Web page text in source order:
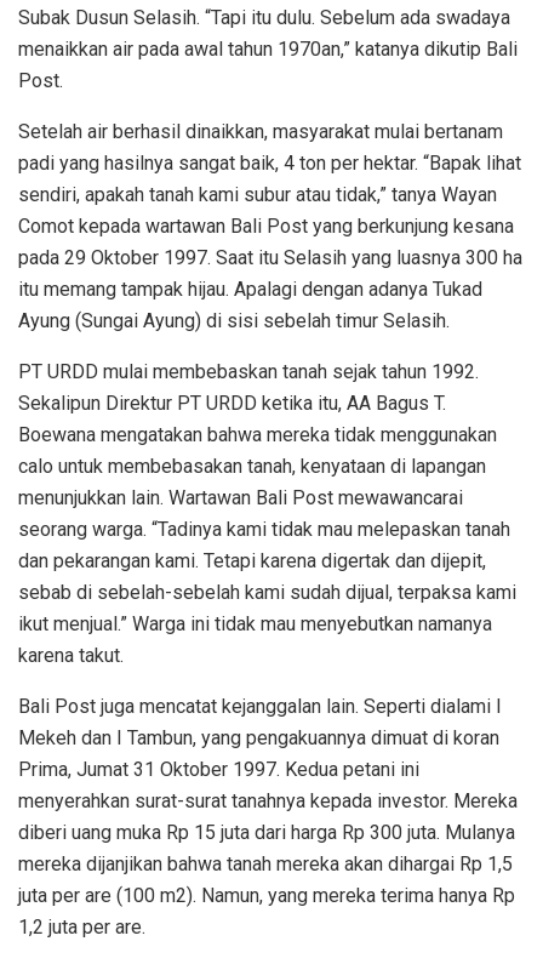
Subak Dusun Selasih. “Tapi itu dulu. Sebelum ada swadaya
menaikkan air pada awal tahun 1970an,” katanya dikutip Bali
Post.
Setelah air berhasil dinaikkan, masyarakat mulai bertanam
padi yang hasilnya sangat baik, 4 ton per hektar. “Bapak lihat
sendiri, apakah tanah kami subur atau tidak,” tanya Wayan
Comot kepada wartawan Bali Post yang berkunjung kesana
pada 29 Oktober 1997. Saat itu Selasih yang luasnya 300 ha
itu memang tampak hijau. Apalagi dengan adanya Tukad
Ayung (Sungai Ayung) di sisi sebelah timur Selasih.
PT URDD mulai membebaskan tanah sejak tahun 1992.
Sekalipun Direktur PT URDD ketika itu, AA Bagus T.
Boewana mengatakan bahwa mereka tidak menggunakan
calo untuk membebasakan tanah, kenyataan di lapangan
menunjukkan lain. Wartawan Bali Post mewawancarai
seorang warga. “Tadinya kami tidak mau melepaskan tanah
dan pekarangan kami. Tetapi karena digertak dan dijepit,
sebab di sebelah-sebelah kami sudah dijual, terpaksa kami
ikut menjual.” Warga ini tidak mau menyebutkan namanya
karena takut.
Bali Post juga mencatat kejanggalan lain. Seperti dialami I
Mekeh dan I Tambun, yang pengakuannya dimuat di koran
Prima, Jumat 31 Oktober 1997. Kedua petani ini
menyerahkan surat-surat tanahnya kepada investor. Mereka
diberi uang muka Rp 15 juta dari harga Rp 300 juta. Mulanya
mereka dijanjikan bahwa tanah mereka akan dihargai Rp 1,5
juta per are (100 m2). Namun, yang mereka terima hanya Rp
1,2 juta per are.